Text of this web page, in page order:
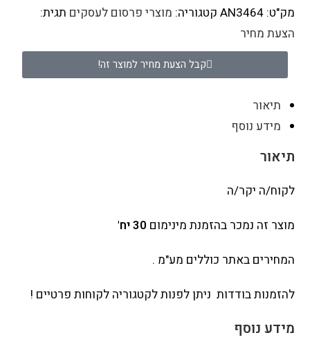
מק"ט:AN3464קטגוריה:מוצרי פרסום לעסקים תגית:
הצעת מחיר
קבל הצעת מחיר למוצר זה!
תיאור
מידע נוסף
תיאור
לקוח/ה יקר/ה
מוצר זה נמכר בהזמנת מינימום30 יח'
המחירים באתר כוללים מע"מ .
להזמנות בודדות ניתן לפנות לקטגוריה לקוחות פרטיים !
מידע נוסף